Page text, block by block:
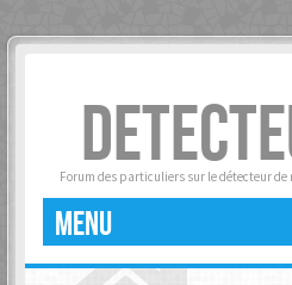
Forum des particuliers sur le détecteur
MENU